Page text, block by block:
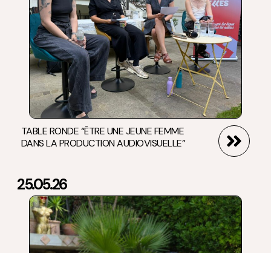
TABLE RONDE “ÊTRE UNE JEUNE FEMME
DANS LA PRODUCTION AUDIOVISUELLE”
25.05.26